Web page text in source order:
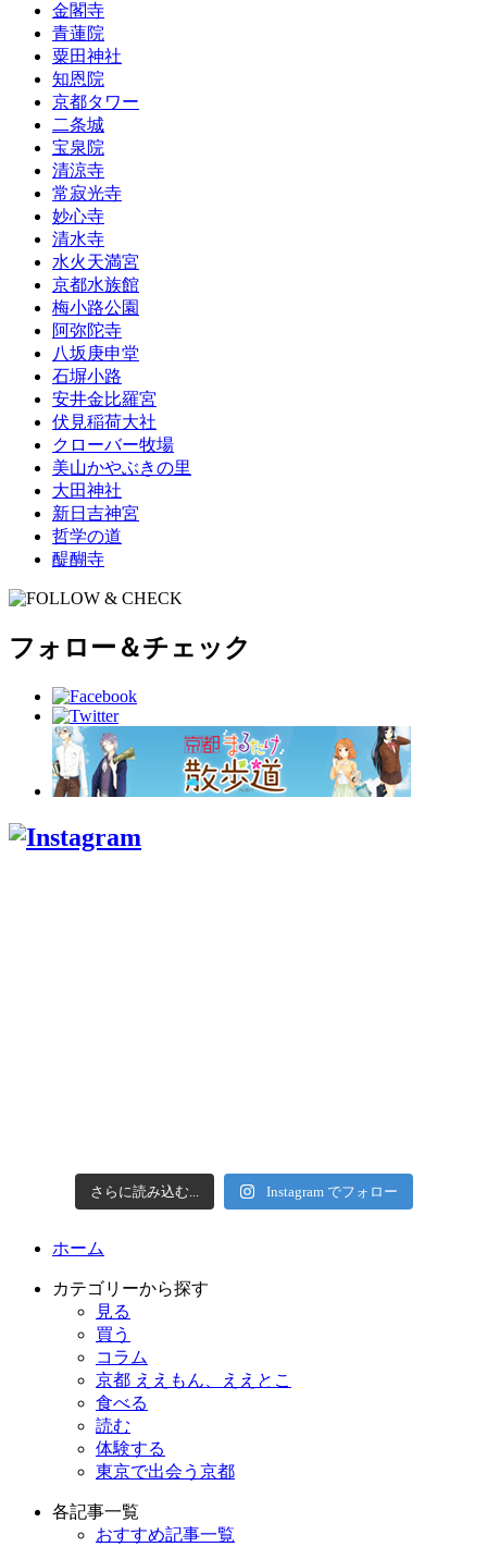
金閣寺
青蓮院
粟田神社
知恩院
京都タワー
二条城
宝泉院
清涼寺
常寂光寺
妙心寺
清水寺
水火天満宮
京都水族館
梅小路公園
阿弥陀寺
八坂庚申堂
石塀小路
安井金比羅宮
伏見稲荷大社
クローバー牧場
美山かやぶきの里
大田神社
新日吉神宮
哲学の道
醍醐寺
フォロー＆チェック
さらに読み込む... Instagram でフォロー
ホーム
カテゴリーから探す
見る
買う
コラム
京都 ええもん、ええとこ
食べる
読む
体験する
東京で出会う京都
各記事一覧
おすすめ記事一覧